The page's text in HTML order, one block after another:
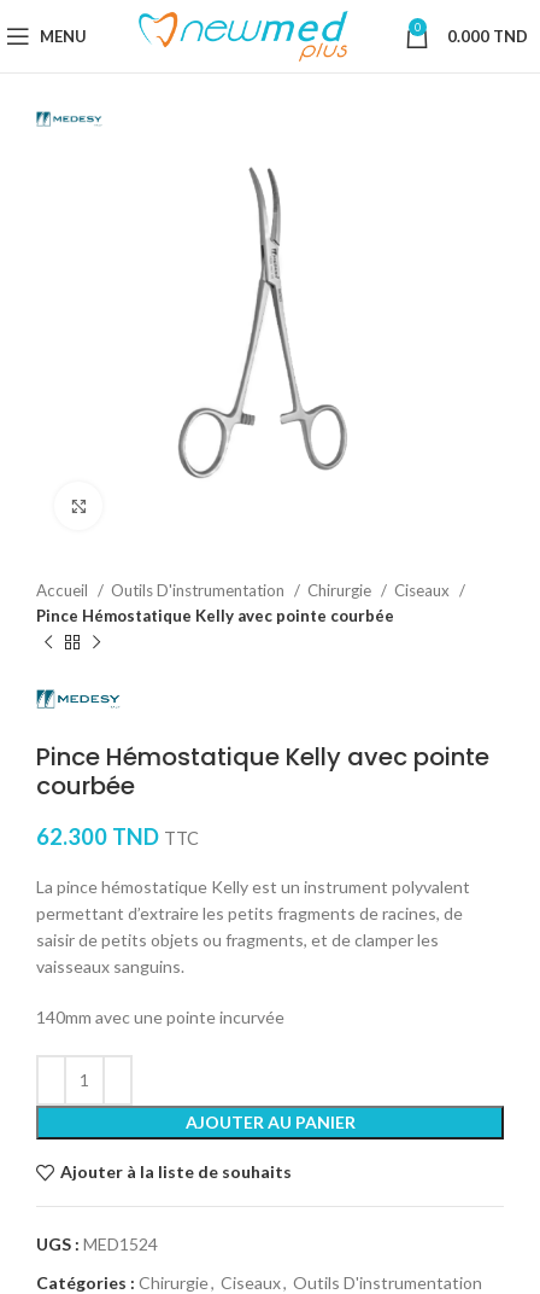
MENU 0 0.000 TND
Accueil Outils D'instrumentation Chirurgie
Ciseaux
Pince Hémostatique Kelly avec pointe courbée
Pince Hémostatique Kelly avec pointe
courbée
62.300 TND TTC
La pince hémostatique Kelly est un instrument polyvalent
permettant d’extraire les petits fragments de racines, de
saisir de petits objets ou fragments, et de clamper les
vaisseaux sanguins.
140mm avec une pointe incurvée
AJOUTER AU PANIER
Ajouter à la liste de souhaits
UGS : MED1524
Catégories : Chirurgie, Ciseaux, Outils D'instrumentation